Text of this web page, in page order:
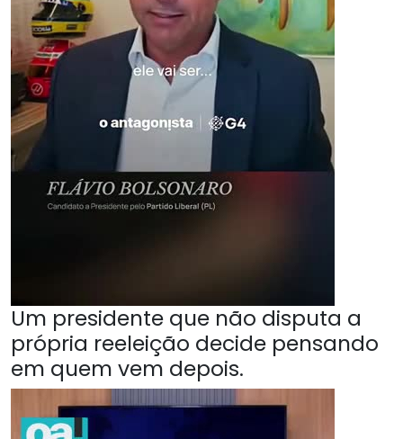
Um presidente que não disputa a
própria reeleição decide pensando
em quem vem depois.